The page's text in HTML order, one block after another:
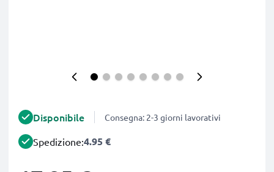
Disponibile Consegna: 2-3 giorni lavorativi
Spedizione:4.95 €